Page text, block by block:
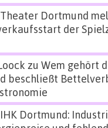
Theater Dortmund
der
zu Wem gehört
beschließt
IHK Dortmund: